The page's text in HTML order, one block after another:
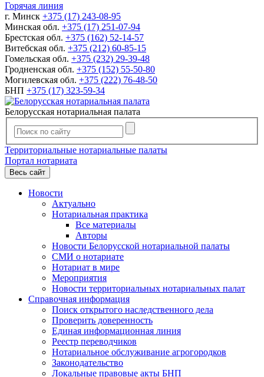
Горячая линия
г. Минск +375 (17) 243-08-95
Минская обл. +375 (17) 251-07-94
Брестская обл. +375 (162) 52-14-57
Витебская обл. +375 (212) 60-85-15
Гомельская обл. +375 (232) 29-39-48
Гродненская обл. +375 (152) 55-50-80
Могилевская обл. +375 (222) 76-48-50
БНП +375 (17) 323-59-34
Белорусская нотариальная палата
Территориальные нотариальные палаты
Портал нотариата
Весь сайт
Новости
Актуально
Нотариальная практика
Все материалы
Авторы
Новости Белорусской нотариальной палаты
СМИ о нотариате
Нотариат в мире
Мероприятия
Новости территориальных нотариальных палат
Справочная информация
Поиск открытого наследственного дела
Проверить доверенность
Единая информационная линия
Реестр переводчиков
Нотариальное обслуживание агрогородков
Законодательство
Локальные правовые акты БНП